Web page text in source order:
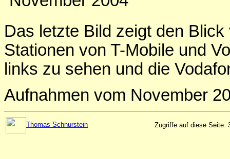
Das letzte Bild zeigt den
Stationen von T-Mobile und
links zu sehen und die
Aufnahmen vom November
Thomas Schnurstein Zugriffe auf diese Seite: